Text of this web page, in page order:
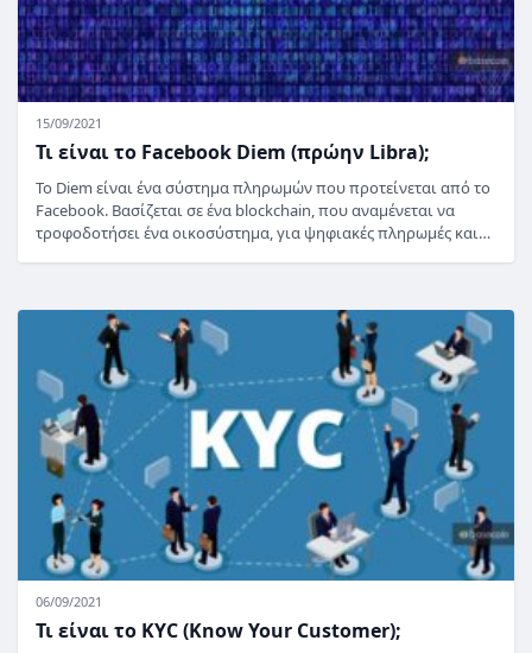
15/09/2021
Τι είναι το Facebook Diem (πρώην Libra);
Το Diem είναι ένα σύστημα πληρωμών που προτείνεται από το
Facebook. Βασίζεται σε ένα blockchain, που αναμένεται να
τροφοδοτήσει ένα οικοσύστημα, για ψηφιακές πληρωμές και…
06/09/2021
Τι είναι το KYC (Know Your Customer);